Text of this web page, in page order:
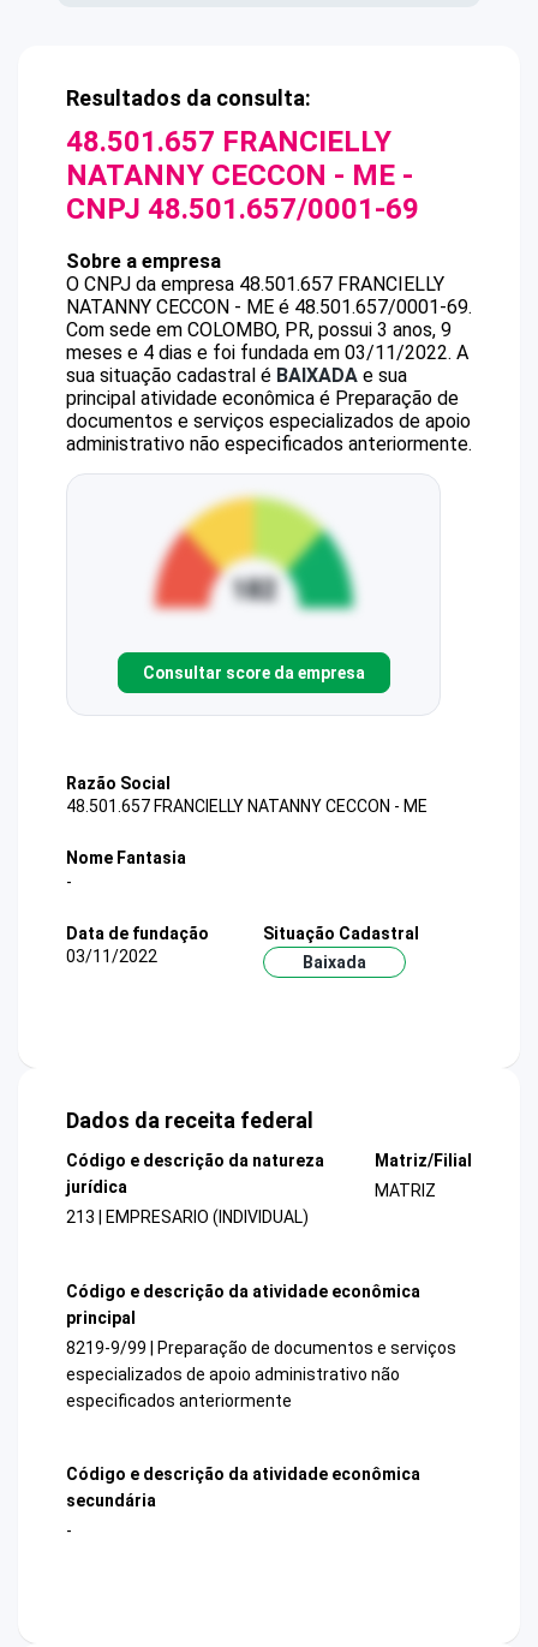
Resultados da consulta:
48.501.657 FRANCIELLY
NATANNY CECCON - ME -
CNPJ 48.501.657/0001-69
Sobre a empresa
O CNPJ da empresa 48.501.657 FRANCIELLY
NATANNY CECCON - ME é 48.501.657/0001-69.
Com sede em COLOMBO, PR, possui 3 anos, 9
meses e 4 dias e foi fundada em 03/11/2022. A
sua situação cadastral é BAIXADA e sua
principal atividade econômica é Preparação de
documentos e serviços especializados de apoio
administrativo não especificados anteriormente.
Consultar score da empresa
Razão Social
48.501.657 FRANCIELLY NATANNY CECCON - ME
Nome Fantasia
-
Data de fundação
03/11/2022
Situação Cadastral
Baixada
Dados da receita federal
Código e descrição da natureza
jurídica
213 | EMPRESARIO (INDIVIDUAL)
Matriz/Filial
MATRIZ
Código e descrição da atividade econômica
principal
8219-9/99 | Preparação de documentos e serviços
especializados de apoio administrativo não
especificados anteriormente
Código e descrição da atividade econômica
secundária
-